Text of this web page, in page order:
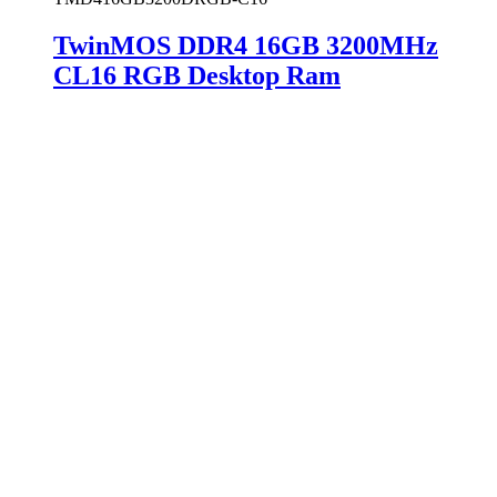
TwinMOS DDR4 16GB 3200MHz
CL16 RGB Desktop Ram